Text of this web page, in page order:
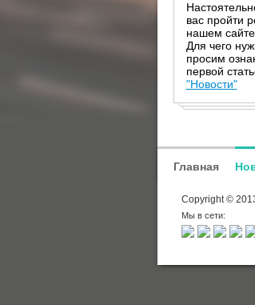
вас пройти
нашем
Для чего
просим
первой
"Новости"
Главная
Copyright ©
Мы в сети: